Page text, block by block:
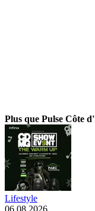
Plus que Pulse Côte
Lifestyle